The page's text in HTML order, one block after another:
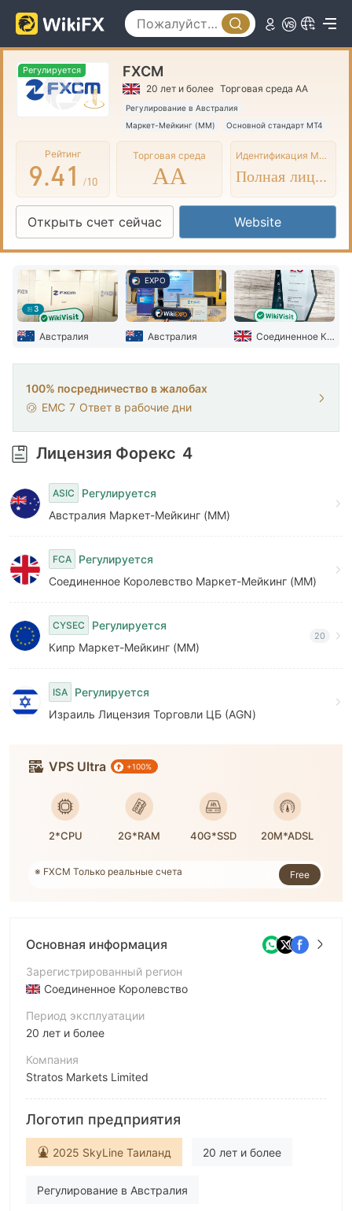
Регулируется FXCM
20 лет и более Торговая среда AA
Регулирование в Австралия
Маркет-Мейкинг (MM)
Основной стандарт MT4
Региональный трейдер
Рейтинг
4
5
6
8
9.
0
1
3
4
5
6
7
8
9
0
1
2
3
4
5
6
7
8
9
/10
Торговая среда
AA
Идентификация MT4/5
Полная лицензия
Открыть счет сейчас Website
3
Австралия
EXPO
Австралия Соединенное Королевство
100% посредничество в жалобах
EMC 7 Ответ в рабочие дни
Лицензия Форекс 4
ASIC
Регулируется
Австралия Маркет-Мейкинг (MM)
FCA
Регулируется
Соединенное Королевство Маркет-Мейкинг (MM)
CYSEC
Регулируется
Кипр Маркет-Мейкинг (MM)
20
ISA
Регулируется
Израиль Лицензия Торговли ЦБ (AGN)
VPS Ultra +100%
2*CPU 2G*RAM 40G*SSD 20M*ADSL
※ FXCM Только реальные счета
Free
Основная информация
Зарегистрированный регион
Соединенное Королевство
Период эксплуатации
20 лет и более
Компания
Stratos Markets Limited
Аббревиатура
FXCM
Сотрудник компании
--
Логотип предприятия
2025 SkyLine Таиланд 20 лет и более
Регулирование в Австралия